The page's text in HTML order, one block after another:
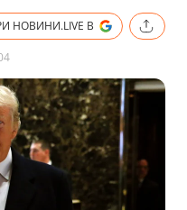
НОВИНИ.LIVE В